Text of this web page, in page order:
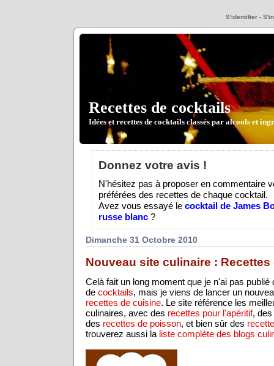
S'identifier -
Recettes de cocktails
Idées et recettes de cocktails classés par alcools et
Donnez votre avis !
N'hésitez pas à proposer en commentaire
préférées des recettes de chaque cocktail.
Avez vous essayé le cocktail de James
russe blanc ?
Dimanche 31 Octobre 2010
Nouveau site culinaire : Recettes
Celà fait un long moment que je n'ai pas
de cocktails, mais je viens de lancer un
recettes de cuisine. Le site référence les
culinaires, avec des recettes pour l'apéritif, des
des recettes de poisson, et bien sûr des
trouverez aussi la liste complète des blogs